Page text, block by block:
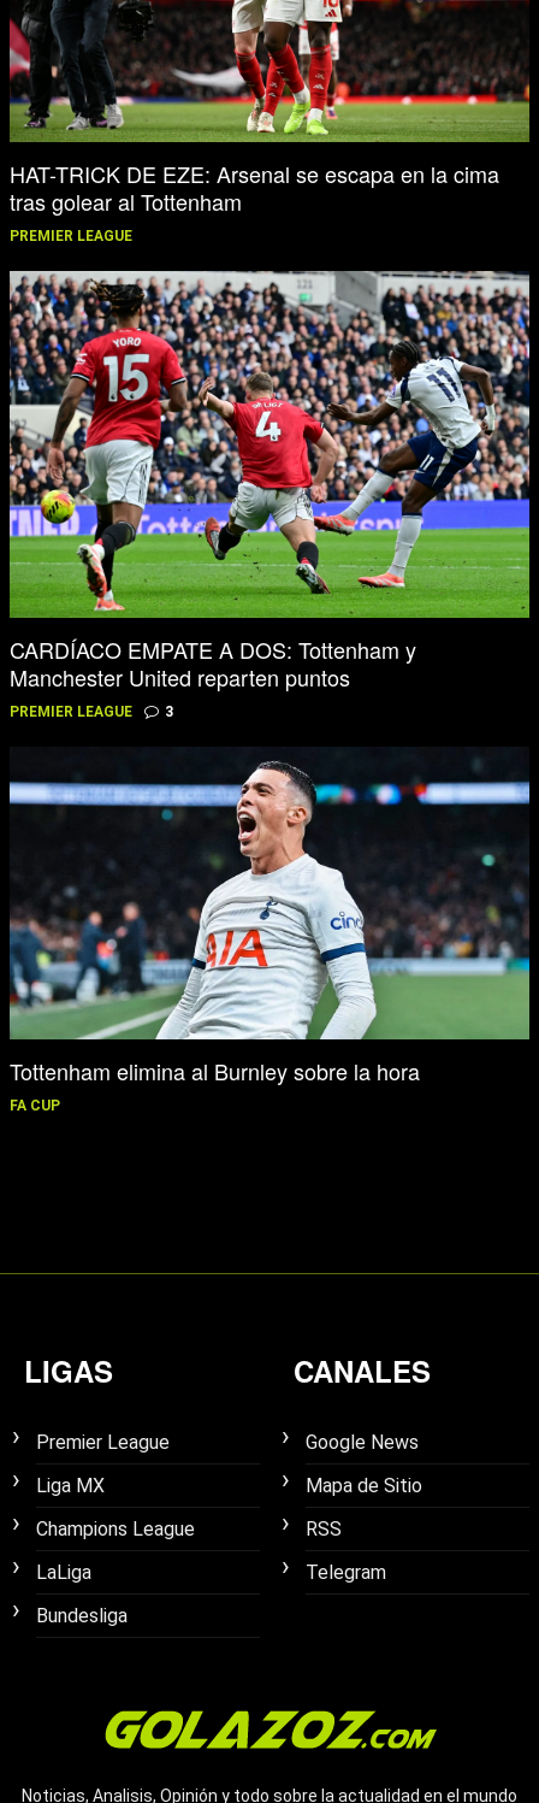
HAT-TRICK DE EZE: Arsenal se escapa en la cima
tras golear al Tottenham
PREMIER LEAGUE
CARDÍACO EMPATE A DOS: Tottenham y
Manchester United reparten puntos
PREMIER LEAGUE 3
Tottenham elimina al Burnley sobre la hora
FA CUP
LIGAS
Premier League
Liga MX
Champions League
LaLiga
Bundesliga
CANALES
Google News
Mapa de Sitio
RSS
Telegram
Noticias, Analisis, Opinión y todo sobre la actualidad en el mundo